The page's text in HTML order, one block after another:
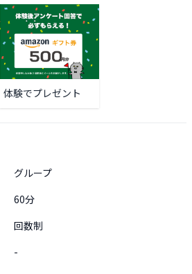
体験でプレゼント
グループ
60分
回数制
-